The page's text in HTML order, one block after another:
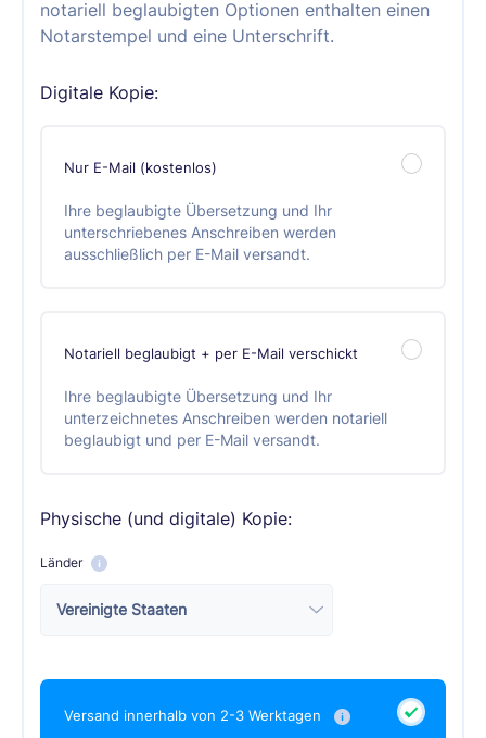
notariell beglaubigten Optionen enthalten einen
Notarstempel und eine Unterschrift.
Digitale Kopie:
Nur E-Mail (kostenlos)
Ihre beglaubigte Übersetzung und Ihr
unterschriebenes Anschreiben werden
ausschließlich per E-Mail versandt.
Notariell beglaubigt + per E-Mail verschickt
Ihre beglaubigte Übersetzung und Ihr
unterzeichnetes Anschreiben werden notariell
beglaubigt und per E-Mail versandt.
Physische (und digitale) Kopie:
Länder
Versand innerhalb von 2-3 Werktagen